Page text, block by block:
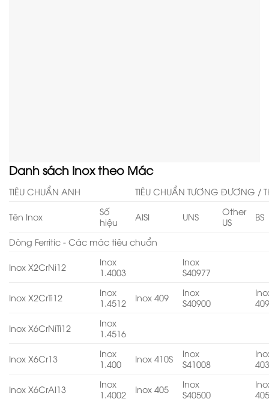
Danh sách Inox theo Mác
TIÊU CHUẨN ANH TIÊU CHUẨN TƯƠNG ĐƯƠNG /
Tên Inox
Số
hiệu
AISI UNS
Other
US
BS
Dòng Ferritic - Các mác tiêu chuẩn
Inox X2CrNi12
Inox
1.4003
Inox
S40977
Inox X2CrTi12
Inox
1.4512
Inox 409
Inox
S40900
Inox X6CrNiTi12
Inox
1.4516
Inox X6Cr13
Inox
1.400
Inox 410S
Inox
S41008
Inox X6CrAl13
Inox
1.4002
Inox 405
Inox
S40500